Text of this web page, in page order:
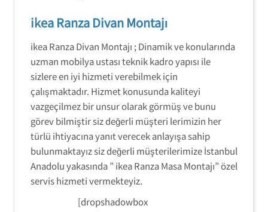
ikea Ranza Divan Montajı
ikea Ranza Divan Montajı ; Dinamik ve konularında
uzman mobilya ustası teknik kadro yapısı ile
sizlere en iyi hizmeti verebilmek için
çalışmaktadır. Hizmet konusunda kaliteyi
vazgeçilmez bir unsur olarak görmüş ve bunu
görev bilmiştir siz değerli müşteri lerimizin her
türlü ihtiyacına yanıt verecek anlayışa sahip
bulunmaktayız siz değerli müşterilerimize İstanbul
Anadolu yakasında ” ikea Ranza Masa Montajı” özel
servis hizmeti vermekteyiz.
[dropshadowbox